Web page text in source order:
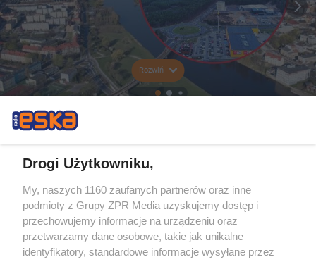
Rozwiń
Drogi Użytkowniku,
My, naszych 1160 zaufanych partnerów oraz inne
podmioty z Grupy ZPR Media uzyskujemy dostęp i
przechowujemy informacje na urządzeniu oraz
przetwarzamy dane osobowe, takie jak unikalne
identyfikatory, standardowe informacje wysyłane przez